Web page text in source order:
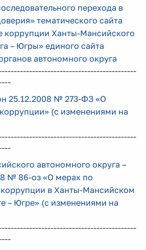
перехода в
тематического сайта
коррупции Ханты-Мансийского
– Югры» единого сайта
автономного округа
25.12.2008 № 273-ФЗ «О
(с изменениями на
автономного округа –
№ 86-оз «О мерах по
в Ханты-Мансийском
– Югре» (с изменениями на